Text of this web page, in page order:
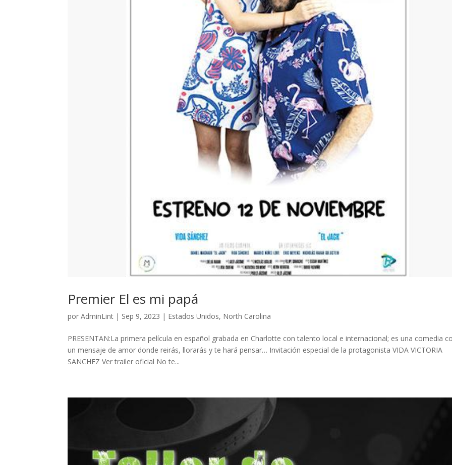
Premier El es mi papá
porAdminLint | Sep 9, 2023 | Estados Unidos, North Carolina
PRESENTAN:La primera película en español grabada en Charlotte con talento local e internacional; es una comedia
un mensaje de amor donde reirás, llorarás y te hará pensar… Invitación especial de la protagonista VIDA VICTORIA
SANCHEZ Ver trailer oficial No te...